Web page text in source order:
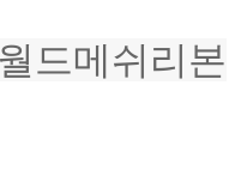
드메쉬리본